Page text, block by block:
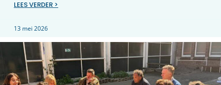
LEES VERDER >
13 mei 2026